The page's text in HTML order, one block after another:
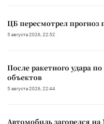
ЦБ пересмотрел прогноз
5 августа 2026, 22:52
После ракетного удара
объектов
5 августа 2026, 22:44
Автомобиль загорелся